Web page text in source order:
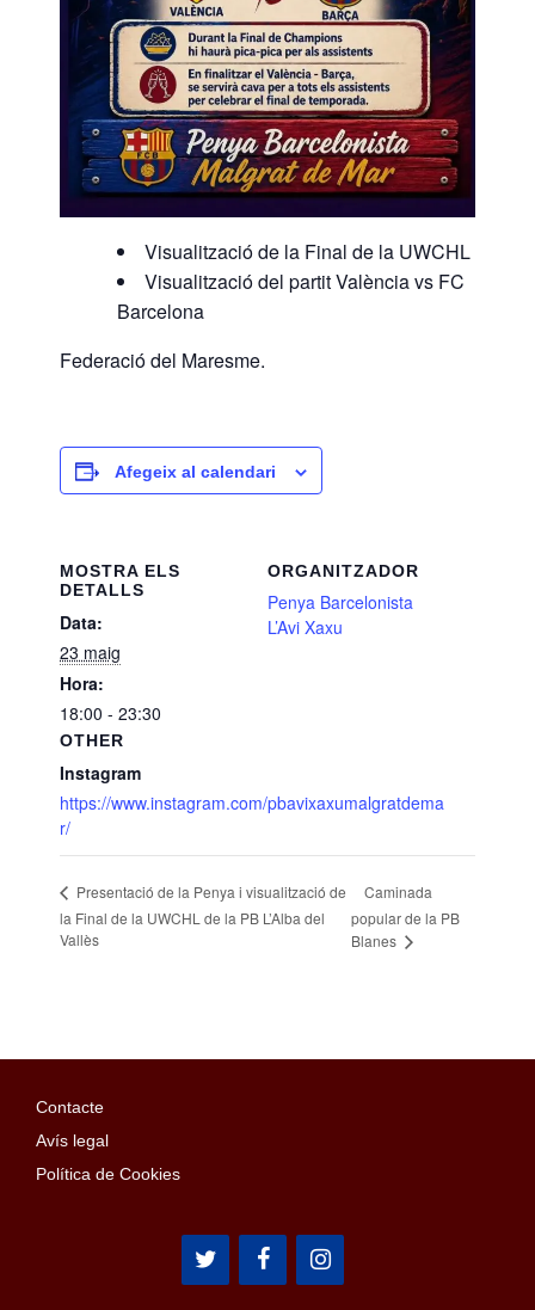
Visualització de la Final de la UWCHL
Visualització del partit València vs FC
Barcelona
Federació del Maresme.
Afegeix al calendari
MOSTRA ELS
DETALLS
Data:
23 maig
Hora:
18:00 - 23:30
ORGANITZADOR
Penya Barcelonista
L’Avi Xaxu
OTHER
Instagram
https://www.instagram.com/pbavixaxumalgratdema
r/
Presentació de la Penya i visualització de
la Final de la UWCHL de la PB L’Alba del
Vallès
Caminada
popular de la PB
Blanes
Contacte
Avís legal
Política de Cookies